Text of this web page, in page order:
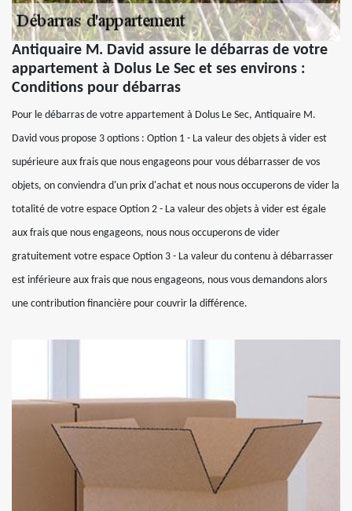
Antiquaire M. David assure le débarras de votre
appartement à Dolus Le Sec et ses environs :
Conditions pour débarras
Pour le débarras de votre appartement à Dolus Le Sec, Antiquaire M.
David vous propose 3 options : Option 1 - La valeur des objets à vider est
supérieure aux frais que nous engageons pour vous débarrasser de vos
objets, on conviendra d'un prix d'achat et nous nous occuperons de vider la
totalité de votre espace Option 2 - La valeur des objets à vider est égale
aux frais que nous engageons, nous nous occuperons de vider
gratuitement votre espace Option 3 - La valeur du contenu à débarrasser
est inférieure aux frais que nous engageons, nous vous demandons alors
une contribution financière pour couvrir la différence.